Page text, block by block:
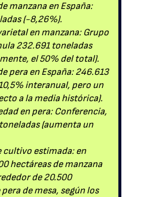
manzana en España:
(-8,26%).
en manzana: Grupo
232.691 toneladas
el 50% del total).
pera en España: 246.613
interanual, pero un
a la media histórica).
en pera: Conferencia,
(aumenta un
cultivo estimada: en
hectáreas de manzana
de 20.500
de mesa, según los